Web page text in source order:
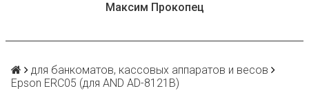
Максим Прокопец
для банкоматов, кассовых аппаратов и весов
Epson ERC05 (для AND AD-8121B)